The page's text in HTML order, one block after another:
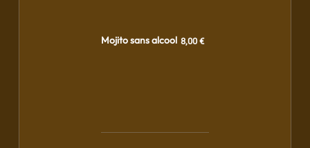
Mojito sans alcool 8,00 €